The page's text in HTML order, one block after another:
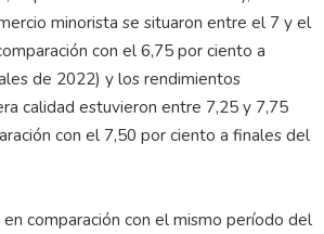
minorista se situaron entre el 7 y el
con el 6,75 por ciento a
de 2022) y los rendimientos
calidad estuvieron entre 7,25 y 7,75
con el 7,50 por ciento a finales del
comparación con el mismo período del